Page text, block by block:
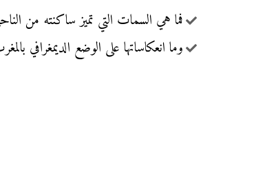
فما هي السمات التي تميز ساكنته من
وما انعكاساتها على الوضع الديمغرافي